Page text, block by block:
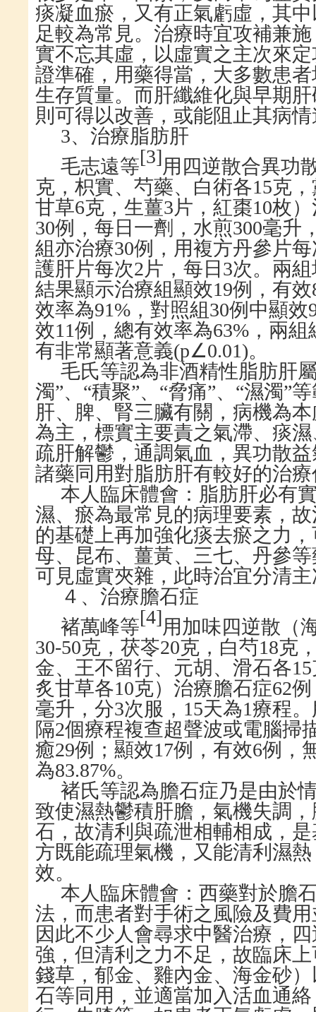
痰凝血瘀，又有正氣虧虛，其
足較為常見。治療時宜攻補兼
實不忘其虛，以虛實之主次來
證準確，用藥得當，大多數患
生存質量。而肝纖維化與早期
則可得以改善，或能阻止其病
3、治療脂肪肝
毛志遠等[3]用四逆散合異功
克，枳實、芍藥、白術各15克
甘草6克，生薑3片，紅棗10枚
30例，每日一劑，水煎300毫升
組亦治療30例，用複方丹參片每
護肝片每次2片，每日 3次。兩
結果顯示治療組顯效19例，有效
效率為91% ，對照組30例中顯效
效11例，總有效率為63% ，兩
有非常顯著意義(p∠0.01)。
毛氏等認為非酒精性脂肪肝
濁”、“積聚”、“脅痛”、“濕濁”
肝、脾、腎三臟有關，病機為
為主，標實主要責之氣滯、痰
疏肝解鬱，通調氣血，異功散
諸藥同用對脂肪肝有較好的治
本人臨床體會：脂肪肝必有
濕、瘀為最常見的病理要素，
的基礎上再加強化痰去瘀之力
母、昆布、薑黃、三七、丹參
可見虛實夾雜，此時治宜分清
４、治療膽石症
褚萬峰等[4]用加味四逆散（
30-50克，茯苓20克，白芍18克
金、王不留行、元胡、滑石各15
炙甘草各10克）治療膽石症62例
毫升，分3次服， 15天為1療程
隔2個療程複查超聲波或電腦掃
癒29例；顯效17例，有效6例，
為83.87%。
褚氏等認為膽石症乃是由於
致使濕熱鬱積肝膽，氣機失調
石，故清利與疏泄相輔相成，
方既能疏理氣機，又能清利濕
效。
本人臨床體會：西藥對於膽
法，而患者對手術之風險及費
因此不少人會尋求中醫治療，
強，但清利之力不足，故臨床
錢草，郁金、雞內金、海金砂
石等同用，並適當加入活血通